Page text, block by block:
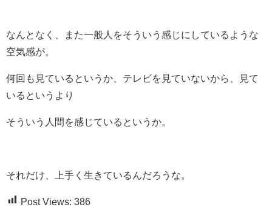
なんとなく、また一般人をそういう感じにしているような
空気感が。
何回も見ているというか、テレビを見ていないから、見て
いるというより
そういう人間を感じているというか。
それだけ、上手く生きているんだろうな。
Post Views: 386